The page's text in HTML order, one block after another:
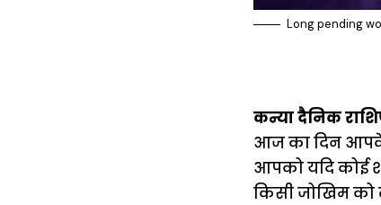
Long pending
कन्या दैनिक
आज का दिन आपके
आपको यदि कोई
किसी जोखिम को